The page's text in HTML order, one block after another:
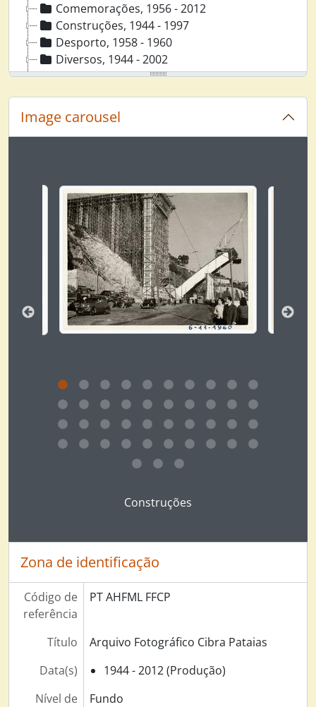
Comemorações, 1956 - 2012
Construções, 1944 - 1997
Desporto, 1958 - 1960
Diversos, 1944 - 2002
Donativos, 1964 - 1964
Entrelec, 1956 - 1972
Equipamentos Sociais, 1944 - 1974
Estágios, 1993 - 2010
Fornecedores, -
Fotos Aéreas, 1946 - 1994
Fundação Joaquim Matias, 1957 - 1961
Instalações Fabris, 1948 - 1975
Laboratório, 1951 - 1974
Máquinas, 1956 - 1975
Materiais, 1960 - 1966
Pataias, 1960 - 1973
Pedreiras, 1950 - 1997
Visitas e Cerimónias, 1950 - 1987
Image carousel
Construções
Zona de identificação
Código de
referência
PT AHFML FFCP
Título
Arquivo Fotográfico Cibra Pataias
Data(s)
1944 - 2012 (Produção)
Nível de
Fundo